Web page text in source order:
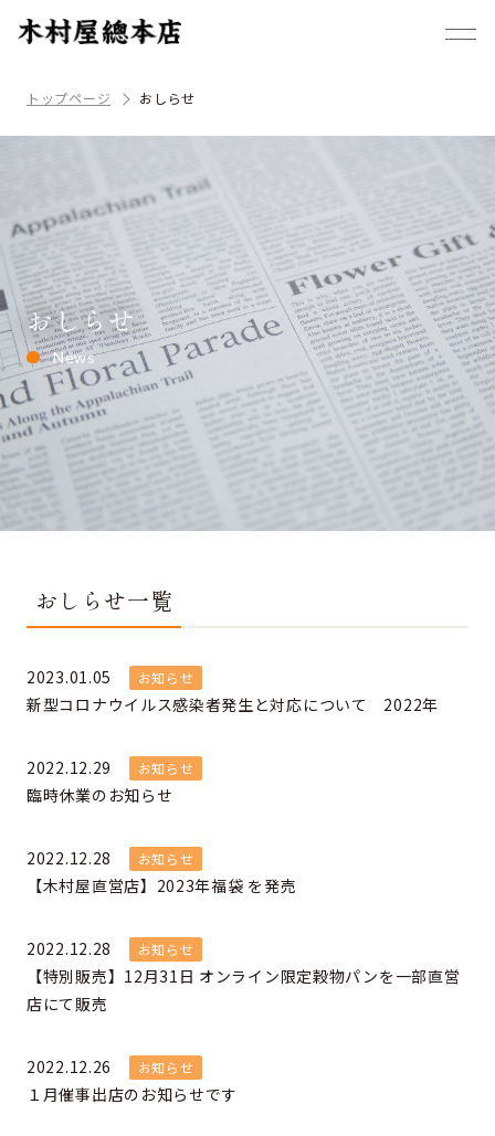
トップページ おしらせ
おしらせ
News
おしらせ一覧
2023.01.05 お知らせ
新型コロナウイルス感染者発生と対応について 2022年
2022.12.29 お知らせ
臨時休業のお知らせ
2022.12.28 お知らせ
【木村屋直営店】2023年福袋 を発売
2022.12.28 お知らせ
【特別販売】12月31日 オンライン限定穀物パンを一部直営
店にて販売
2022.12.26 お知らせ
１月催事出店のお知らせです